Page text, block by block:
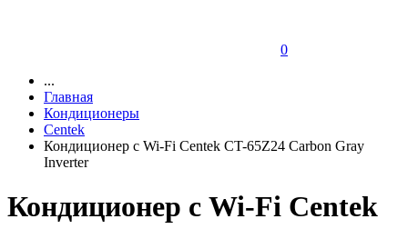
0
...
Главная
Кондиционеры
Centek
Кондиционер с Wi-Fi Centek CT-65Z24 Carbon Gray
Inverter
Кондиционер с Wi-Fi Centek